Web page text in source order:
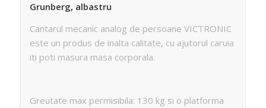
Grunberg, albastru
Cantarul mecanic analog de persoane VICTRONIC
este un produs de inalta calitate, cu ajutorul caruia
iti poti masura masa corporala.
Greutate max permisibila: 130 kg si o platforma